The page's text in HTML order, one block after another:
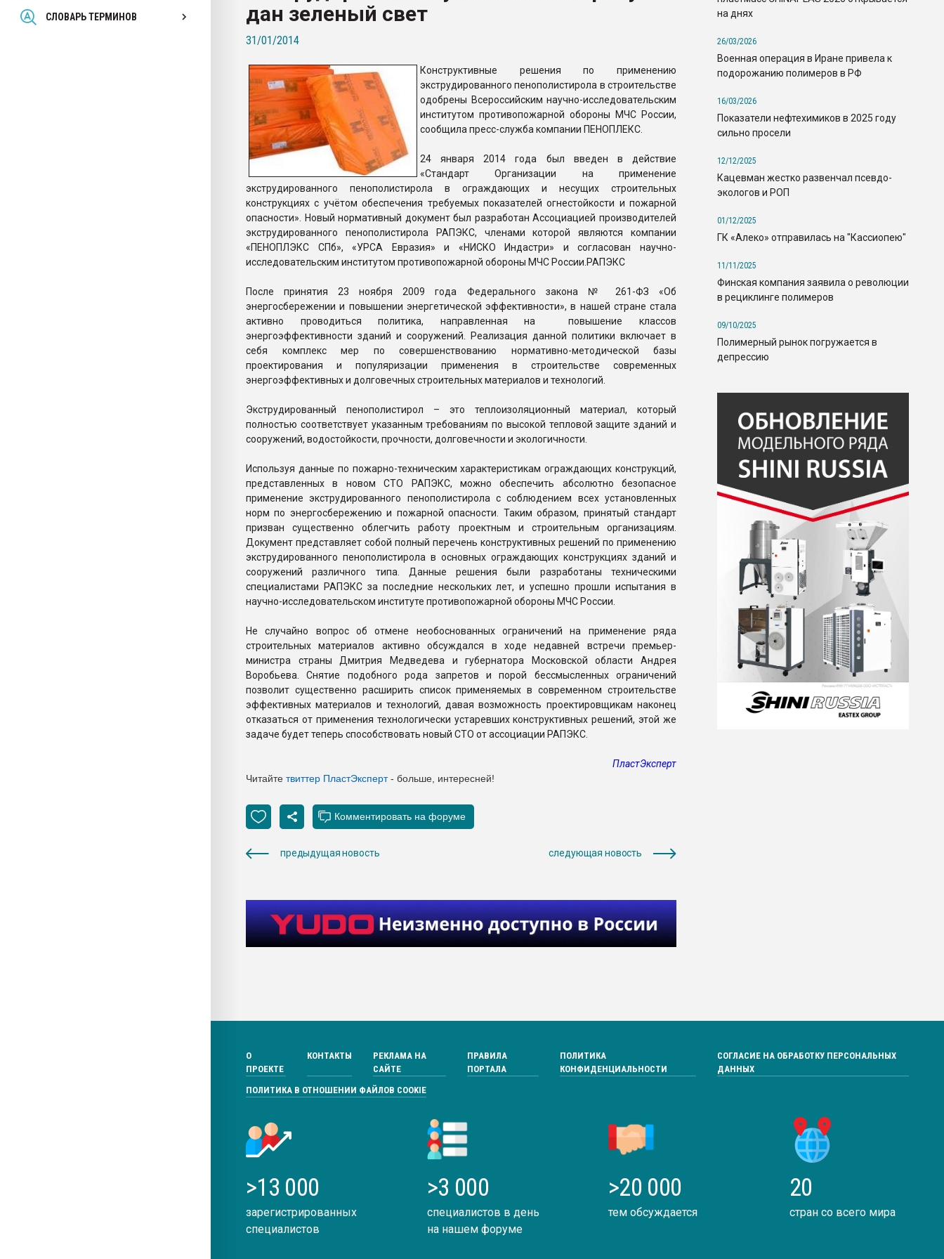
СЛОВАРЬ ТЕРМИНОВ
Всё, что касается выдува ПЭТ
бутылок
ПЕРЕЙТИ НА ФОРУМ
дан зеленый свет
31/01/2014
Конструктивные решения по применению
экструдированного пенополистирола в строительстве
одобрены Всероссийским научно-исследовательским
институтом противопожарной обороны МЧС России,
сообщила пресс-служба компании ПЕНОПЛЕКС.
24 января 2014 года был введен в действие
«Стандарт Организации на применение
экструдированного пенополистирола в ограждающих и несущих строительных
конструкциях с учётом обеспечения требуемых показателей огнестойкости и пожарной
опасности». Новый нормативный документ был разработан Ассоциацией производителей
экструдированного пенополистирола РАПЭКС, членами которой являются компании
«ПЕНОПЛЭКС СПб», «УРСА Евразия» и «НИСКО Индастри» и согласован научно-
исследовательским институтом противопожарной обороны МЧС России.РАПЭКС
После принятия 23 ноября 2009 года Федерального закона № 261-ФЗ «Об
энергосбережении и повышении энергетической эффективности», в нашей стране стала
активно проводиться политика, направленная на повышение классов
энергоэффективности зданий и сооружений. Реализация данной политики включает в
себя комплекс мер по совершенствованию нормативно-методической базы
проектирования и популяризации применения в строительстве современных
энергоэффективных и долговечных строительных материалов и технологий.
Экструдированный пенополистирол – это теплоизоляционный материал, который
полностью соответствует указанным требованиям по высокой тепловой защите зданий и
сооружений, водостойкости, прочности, долговечности и экологичности.
Используя данные по пожарно-техническим характеристикам ограждающих конструкций,
представленных в новом СТО РАПЭКС, можно обеспечить абсолютно безопасное
применение экструдированного пенополистирола с соблюдением всех установленных
норм по энергосбережению и пожарной опасности. Таким образом, принятый стандарт
призван существенно облегчить работу проектным и строительным организациям.
Документ представляет собой полный перечень конструктивных решений по применению
экструдированного пенополистирола в основных ограждающих конструкциях зданий и
сооружений различного типа. Данные решения были разработаны техническими
специалистами РАПЭКС за последние нескольких лет, и успешно прошли испытания в
научно-исследовательском институте противопожарной обороны МЧС России.
Не случайно вопрос об отмене необоснованных ограничений на применение ряда
строительных материалов активно обсуждался в ходе недавней встречи премьер-
министра страны Дмитрия Медведева и губернатора Московской области Андрея
Воробьева. Снятие подобного рода запретов и порой бессмысленных ограничений
позволит существенно расширить список применяемых в современном строительстве
эффективных материалов и технологий, давая возможность проектировщикам наконец
отказаться от применения технологически устаревших конструктивных решений, этой же
задаче будет теперь способствовать новый СТО от ассоциации РАПЭКС.
ПластЭксперт
Читайте твиттер ПластЭксперт- больше, интересней!
предыдущая новость следующая новость
на днях
26/03/2026
Военная операция в Иране привела к
подорожанию полимеров в РФ
16/03/2026
Показатели нефтехимиков в 2025 году
сильно просели
12/12/2025
Кацевман жестко развенчал псевдо-
экологов и РОП
01/12/2025
ГК «Алеко» отправилась на "Кассиопею"
11/11/2025
Финская компания заявила о революции
в рециклинге полимеров
09/10/2025
Полимерный рынок погружается в
депрессию
О
ПРОЕКТЕ
КОНТАКТЫ
РЕКЛАМА НА
САЙТЕ
ПРАВИЛА
ПОРТАЛА
ПОЛИТИКА
КОНФИДЕНЦИАЛЬНОСТИ
СОГЛАСИЕ НА ОБРАБОТКУ ПЕРСОНАЛЬНЫХ
ДАННЫХ
ПОЛИТИКА В ОТНОШЕНИИ ФАЙЛОВ COOKIE
>13 000
зарегистрированных
специалистов
>3 000
специалистов в день
на нашем форуме
>20 000
тем обсуждается
20
стран со всего мира